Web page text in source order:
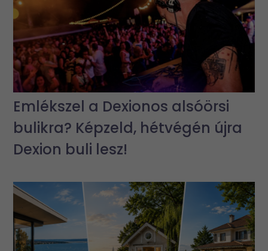
Emlékszel a Dexionos alsóörsi
bulikra? Képzeld, hétvégén újra
Dexion buli lesz!